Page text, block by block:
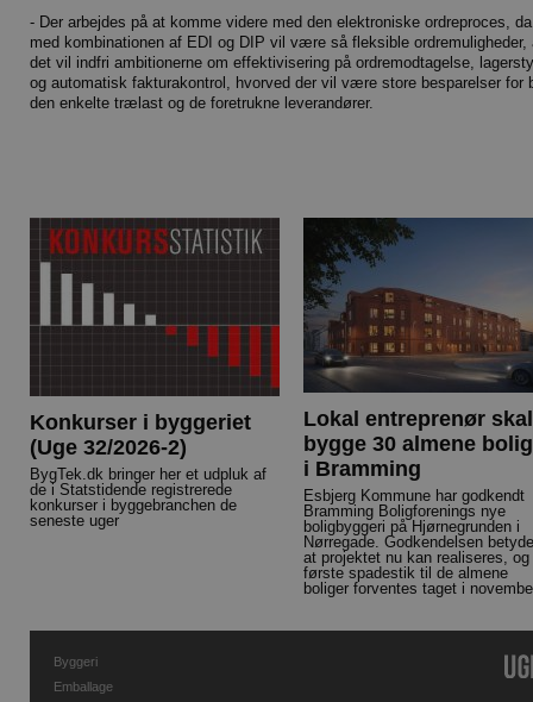
- Der arbejdes på at komme videre med den elektroniske ordreproces,
med kombinationen af EDI og DIP vil være så fleksible ordremuligheder,
det vil indfri ambitionerne om effektivisering på ordremodtagelse,
og automatisk fakturakontrol, hvorved der vil være store besparelser for
den enkelte trælast og de foretrukne leverandører.
Konkurser i byggeriet
(Uge 32/2026-2)
BygTek.dk bringer her et udpluk af
de i Statstidende registrerede
konkurser i byggebranchen de
seneste uger
Lokal entreprenør skal
bygge 30 almene
i Bramming
Esbjerg Kommune har godkendt
Bramming Boligforenings nye
boligbyggeri på Hjørnegrunden i
Nørregade. Godkendelsen
at projektet nu kan realiseres, og
første spadestik til de almene
boliger forventes taget i
Byggeri
Emballage